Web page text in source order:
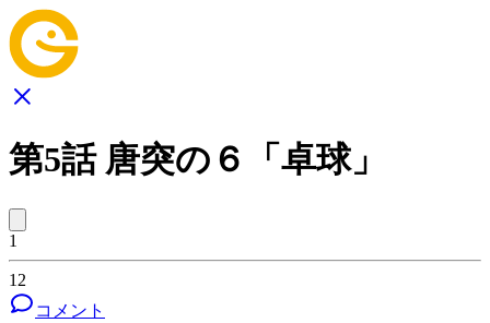
第5話 唐突の６「卓球」
1
12
コメント